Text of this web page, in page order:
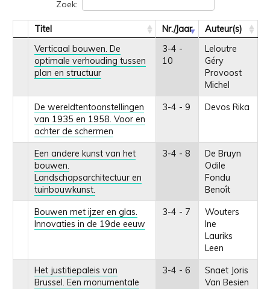
Zoek:
Titel Nr./Jaar
Auteur(s)
Verticaal bouwen. De
optimale verhouding tussen
plan en structuur
3-4 -
10
Leloutre
Géry
Provoost
Michel
De wereldtentoonstellingen
van 1935 en 1958. Voor en
achter de schermen
3-4 - 9 Devos Rika
Een andere kunst van het
bouwen.
Landschapsarchitectuur en
tuinbouwkunst.
3-4 - 8
De Bruyn
Odile
Fondu
Benoît
Bouwen met ijzer en glas.
Innovaties in de 19de eeuw
3-4 - 7
Wouters
Ine
Lauriks
Leen
Het justitiepaleis van
Brussel. Een monumentale
3-4 - 6
Snaet Joris
Van Besien